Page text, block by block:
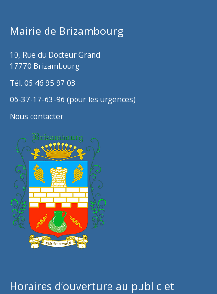
Mairie de Brizambourg
10, Rue du Docteur Grand
17770 Brizambourg
Tél. 05 46 95 97 03
06-37-17-63-96 (pour les urgences)
Nous contacter
Horaires d’ouverture au public et